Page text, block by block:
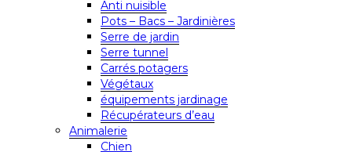
Anti nuisible
Pots – Bacs – Jardinières
Serre de jardin
Serre tunnel
Carrés potagers
Végétaux
équipements jardinage
Récupérateurs d’eau
Animalerie
Chien